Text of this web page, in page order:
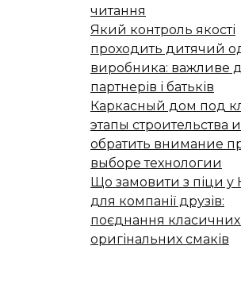
читання
Який контроль якості
проходить дитячий
виробника: важливе
партнерів і батьків
Каркасный дом под
этапы строительства
обратить внимание
выборе технологии
Що замовити з піци у
для компанії друзів:
поєднання класичних
оригінальних смаків